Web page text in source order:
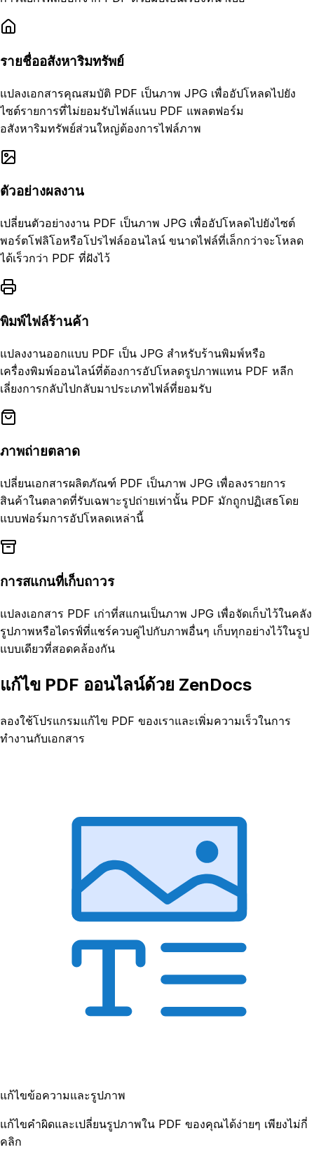
รายชื่ออสังหาริมทรัพย์
แปลงเอกสารคุณสมบัติ PDF เป็นภาพ JPG เพื่ออัปโหลดไปยัง
ไซต์รายการที่ไม่ยอมรับไฟล์แนบ PDF แพลตฟอร์ม
อสังหาริมทรัพย์ส่วนใหญ่ต้องการไฟล์ภาพ
ตัวอย่างผลงาน
เปลี่ยนตัวอย่างงาน PDF เป็นภาพ JPG เพื่ออัปโหลดไปยังไซต์
พอร์ตโฟลิโอหรือโปรไฟล์ออนไลน์ ขนาดไฟล์ที่เล็กกว่าจะโหลด
ได้เร็วกว่า PDF ที่ฝังไว้
พิมพ์ไฟล์ร้านค้า
แปลงงานออกแบบ PDF เป็น JPG สำหรับร้านพิมพ์หรือ
เครื่องพิมพ์ออนไลน์ที่ต้องการอัปโหลดรูปภาพแทน PDF หลีก
เลี่ยงการกลับไปกลับมาประเภทไฟล์ที่ยอมรับ
ภาพถ่ายตลาด
เปลี่ยนเอกสารผลิตภัณฑ์ PDF เป็นภาพ JPG เพื่อลงรายการ
สินค้าในตลาดที่รับเฉพาะรูปถ่ายเท่านั้น PDF มักถูกปฏิเสธโดย
แบบฟอร์มการอัปโหลดเหล่านี้
การสแกนที่เก็บถาวร
แปลงเอกสาร PDF เก่าที่สแกนเป็นภาพ JPG เพื่อจัดเก็บไว้ในคลัง
รูปภาพหรือไดรฟ์ที่แชร์ควบคู่ไปกับภาพอื่นๆ เก็บทุกอย่างไว้ในรูป
แบบเดียวที่สอดคล้องกัน
แก้ไข PDF ออนไลน์ด้วย ZenDocs
ลองใช้โปรแกรมแก้ไข PDF ของเราและเพิ่มความเร็วในการ
ทำงานกับเอกสาร
แก้ไขข้อความและรูปภาพ
แก้ไขคำผิดและเปลี่ยนรูปภาพใน PDF ของคุณได้ง่ายๆ เพียงไม่กี่
คลิก